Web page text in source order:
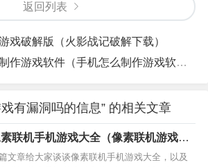
返回列表
戏破解版（火影战记破解下载）
游戏软件（手机怎么制作游戏软件教程）
有漏洞吗的信息” 的相关文章
联机手机游戏大全（像素联机游戏手
戏）
文章给大家谈谈像素联机手机游戏大全，以及